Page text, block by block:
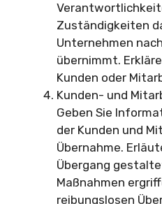
Zuständigkeiten
Unternehmen
übernimmt.
Kunden oder
Kunden- und
Geben Sie
der Kunden und
Übernahme.
Übergang
Maßnahmen
reibungslosen